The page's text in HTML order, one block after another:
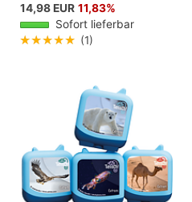
14,98 EUR 11,83%
Sofort lieferbar
★★★★★ (1)